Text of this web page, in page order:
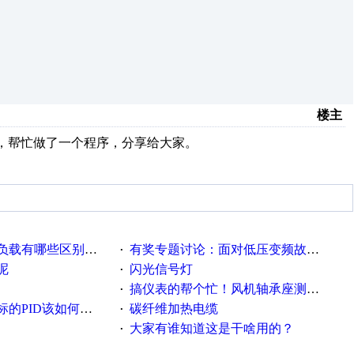
楼主
忙做了一个程序，分享给大家。
哪些区别？？？ · 有奖专题讨论：面对低压变频故障，老手是这样解决的！
· 闪光信号灯
· 搞仪表的帮个忙！风机轴承座测振！
该如何控制呢
· 碳纤维加热电缆
· 大家有谁知道这是干啥用的？